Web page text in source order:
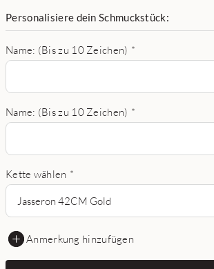
Personalisiere dein Schmuckstück:
Name: (Bis zu 10 Zeichen) *
Name: (Bis zu 10 Zeichen) *
Kette wählen *
Jasseron 42CM Gold
Anmerkung hinzufügen